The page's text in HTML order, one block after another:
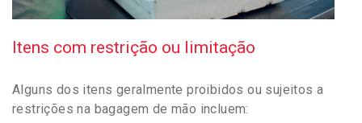
Itens com restrição ou limitação
Alguns dos itens geralmente proibidos ou sujeitos a
restrições na bagagem de mão incluem: